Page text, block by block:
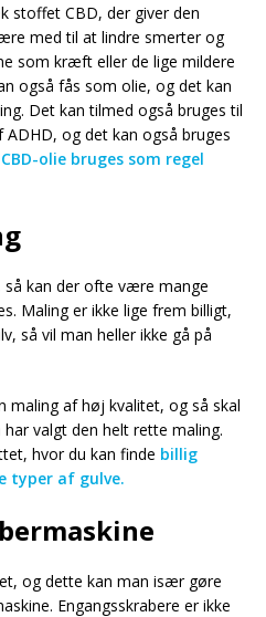
stoffet CBD, der giver den
med til at lindre smerter og
som kræft eller de lige mildere
også fås som olie, og det kan
Det kan tilmed også bruges til
og det kan også bruges
CBD-olie bruges som regel
så kan der ofte være mange
Maling er ikke lige frem billigt,
så vil man heller ikke gå på
maling af høj kvalitet, og så skal
valgt den helt rette maling.
hvor du kan finde billig
typer af gulve.
og dette kan man især gøre
Engangsskrabere er ikke